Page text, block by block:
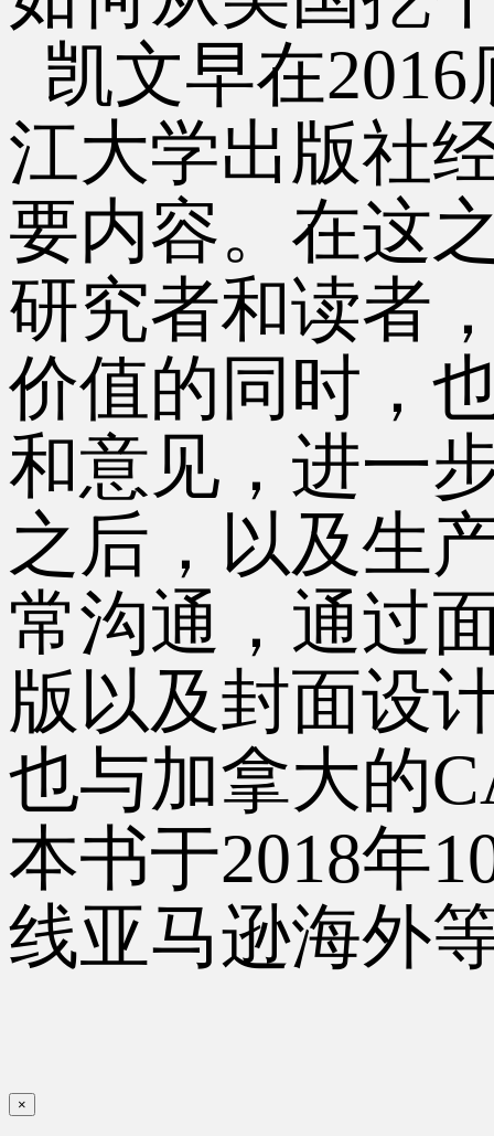
凯文早在
江大学出版社
要内容。在这
研究者和读者
价值的同时，
和意见，进一
之后，以及生
常沟通，通过
版以及封面设
也与加拿大的
本书于2018年
线亚马逊海外
×